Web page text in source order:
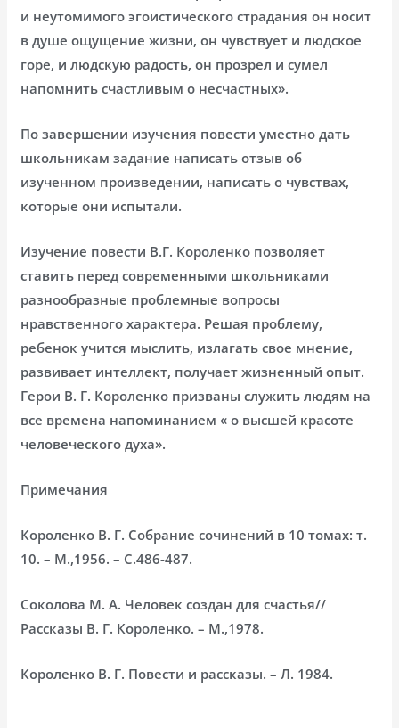
и неутомимого эгоистического страдания он носит
в душе ощущение жизни, он чувствует и людское
горе, и людскую радость, он прозрел и сумел
напомнить счастливым о несчастных».
По завершении изучения повести уместно дать
школьникам задание написать отзыв об
изученном произведении, написать о чувствах,
которые они испытали.
Изучение повести В.Г. Короленко позволяет
ставить перед современными школьниками
разнообразные проблемные вопросы
нравственного характера. Решая проблему,
ребенок учится мыслить, излагать свое мнение,
развивает интеллект, получает жизненный опыт.
Герои В. Г. Короленко призваны служить людям на
все времена напоминанием « о высшей красоте
человеческого духа».
Примечания
Короленко В. Г. Собрание сочинений в 10 томах: т.
10. – М.,1956. – С.486-487.
Соколова М. А. Человек создан для счастья//
Рассказы В. Г. Короленко. – М.,1978.
Короленко В. Г. Повести и рассказы. – Л. 1984.